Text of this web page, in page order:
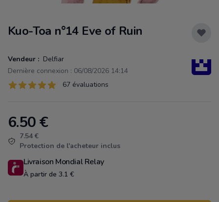
Kuo-Toa n°14 Eve of Ruin
Vendeur : Delfiar
Dernière connexion : 06/08/2026 14:14
Évaluations
67 sur 5 étoiles 67 évaluations
Product information
6.50€
7.54 €
Protection de l'acheteur inclus
Livraison Mondial Relay
À partir de 3.1 €